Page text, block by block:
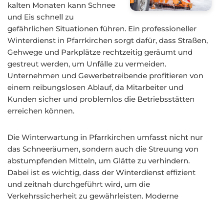
kalten Monaten kann Schnee
und Eis schnell zu
gefährlichen Situationen führen. Ein professioneller
Winterdienst in Pfarrkirchen sorgt dafür, dass Straßen,
Gehwege und Parkplätze rechtzeitig geräumt und
gestreut werden, um Unfälle zu vermeiden.
Unternehmen und Gewerbetreibende profitieren von
einem reibungslosen Ablauf, da Mitarbeiter und
Kunden sicher und problemlos die Betriebsstätten
erreichen können.
Die Winterwartung in Pfarrkirchen umfasst nicht nur
das Schneeräumen, sondern auch die Streuung von
abstumpfenden Mitteln, um Glätte zu verhindern.
Dabei ist es wichtig, dass der Winterdienst effizient
und zeitnah durchgeführt wird, um die
Verkehrssicherheit zu gewährleisten. Moderne